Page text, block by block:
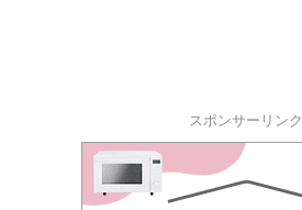
スポンサーリンク